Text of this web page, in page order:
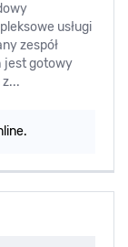
usługi
zespół
jest gotowy